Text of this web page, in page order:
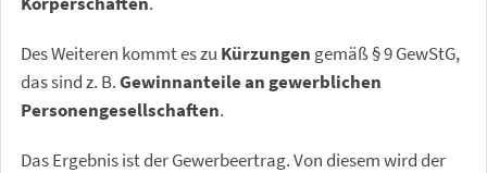
Des Weiteren kommt es zu Kürzungen gemäß § 9 GewStG,
das sind z. B.Gewinnanteile an gewerblichen
Personengesellschaften.
Das Ergebnis ist der Gewerbeertrag. Von diesem wird der